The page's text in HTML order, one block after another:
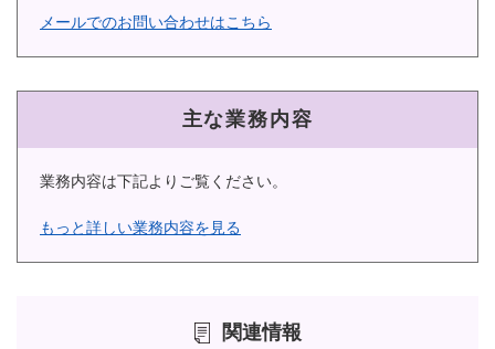
メールでのお問い合わせはこちら
主な業務内容
業務内容は下記よりご覧ください。
もっと詳しい業務内容を見る
関連情報